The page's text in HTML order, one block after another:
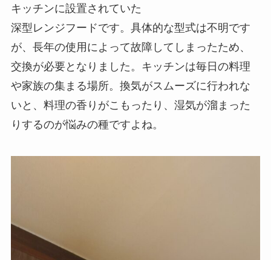
キッチンに設置されていた
深型レンジフードです。具体的な型式は不明です
が、長年の使用によって故障してしまったため、
交換が必要となりました。キッチンは毎日の料理
や家族の集まる場所。換気がスムーズに行われな
いと、料理の香りがこもったり、湿気が溜まった
りするのが悩みの種ですよね。